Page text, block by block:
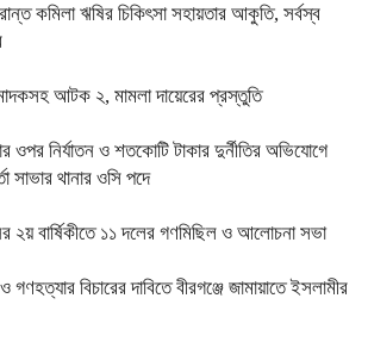
কমিলা ঋষির চিকিৎসা সহায়তার আকুতি, সর্বস্ব
আটক ২, মামলা দায়েরের প্রস্তুতি
ওপর নির্যাতন ও শতকোটি টাকার দুর্নীতির অভিযোগে
সাভার থানার ওসি পদে
২য় বার্ষিকীতে ১১ দলের গণমিছিল ও আলোচনা সভা
বিচারের দাবিতে বীরগঞ্জে জামায়াতে ইসলামীর